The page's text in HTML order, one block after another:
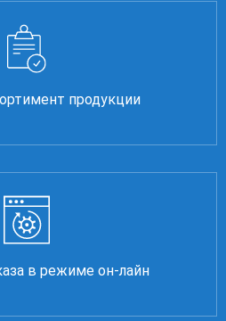
продукции
в режиме он-лайн